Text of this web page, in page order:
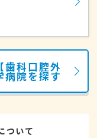
歯科口腔外
病院を探す
ついて